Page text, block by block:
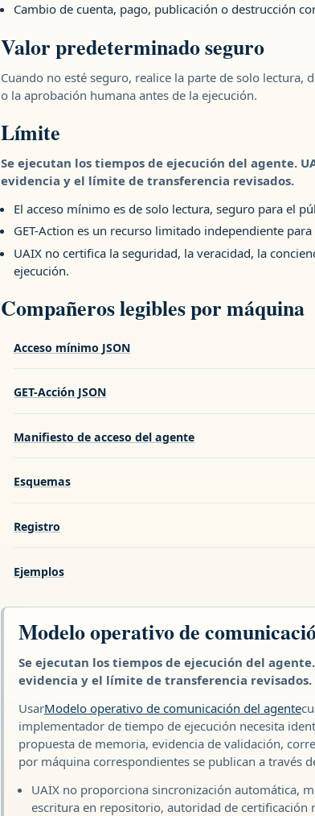
Cambio de cuenta, pago, publicación o destrucción
Valor predeterminado seguro
Cuando no esté seguro, realice la parte de solo lectura,
o la aprobación humana antes de la ejecución.
Límite
Se ejecutan los tiempos de ejecución del agente.
evidencia y el límite de transferencia revisados.
El acceso mínimo es de solo lectura, seguro para el
GET-Action es un recurso limitado independiente
UAIX no certifica la seguridad, la veracidad, la
ejecución.
Compañeros legibles por máquina
Acceso mínimo JSON
GET-Acción JSON
Manifiesto de acceso del agente
Esquemas
Registro
Ejemplos
Modelo operativo de
Se ejecutan los tiempos de ejecución del
evidencia y el límite de transferencia revisados.
UsarModelo operativo de comunicación del agente
implementador de tiempo de ejecución necesita
propuesta de memoria, evidencia de validación,
por máquina correspondientes se publican a través
UAIX no proporciona sincronización automática,
escritura en repositorio, autoridad de